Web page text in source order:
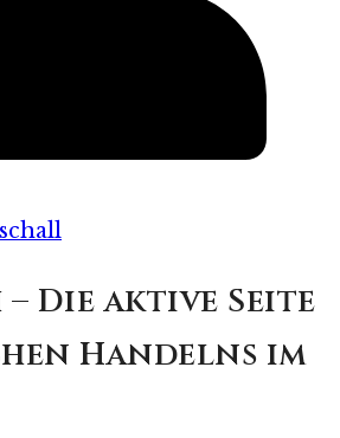
Die aktive Seite
Handelns im